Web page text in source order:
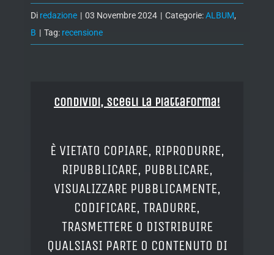
Di redazione | 03 Novembre 2024 | Categorie:ALBUM,
B | Tag: recensione
Condividi, Scegli la piattaforma!
È VIETATO COPIARE, RIPRODURRE,
RIPUBBLICARE, PUBBLICARE,
VISUALIZZARE PUBBLICAMENTE,
CODIFICARE, TRADURRE,
TRASMETTERE O DISTRIBUIRE
QUALSIASI PARTE O CONTENUTO DI